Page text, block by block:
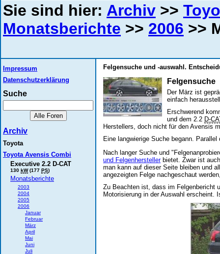
Sie sind hier: Archiv >>
Monatsberichte >> 2006 >>
Impressum
Datenschutzerklärung
Suche
Archiv
Toyota
Toyota Avensis Combi
Executive 2.2 D-CAT
130 kW(177 PS)
Monatsberichte
2003
2004
2005
2006
Januar
Februar
März
April
Mai
Juni
Juli
Felgensuche und -auswahl.
Felgensuche
Der März ist
einfach
Erschwerend
und dem 2.2 D-
Herstellers, doch nicht für den Avensis
Eine langwierige Suche begann.
Nach langer Suche und
und Felgenherstellerbietet. Zwar ist
man kann auf dieser Seite bleiben und
angezeigten Felge nachgeschaut
Zu Beachten ist, dass im Felgenbericht
Motorisierung in der Auswahl erscheint.